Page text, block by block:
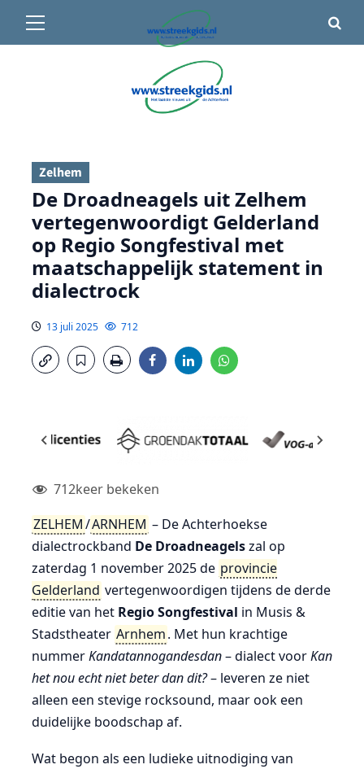
21°C• Vandaag 15° / 24°
menu
Zelhem
De Droadneagels uit Zelhem
vertegenwoordigt Gelderland
op Regio Songfestival met
maatschappelijk statement in
dialectrock
13 juli 2025 712
712keer bekeken
ZELHEM/ARNHEM – De Achterhoekse
dialectrockband De Droadneagelszal op
zaterdag 1 november 2025 de provincie
Gelderland vertegenwoordigen tijdens de derde
editie van het Regio Songfestival in Musis &
Stadstheater Arnhem. Met hun krachtige
nummerKandatannogandesdan– dialect voorKan
het nou echt niet beter dan dit?– leveren ze niet
alleen een stevige rocksound, maar ook een
duidelijke boodschap af.
Wat begon als een ludieke uitnodiging van